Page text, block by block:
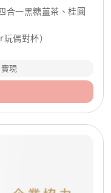
合一黑糖薑茶、桂圓
偶對杯）
現